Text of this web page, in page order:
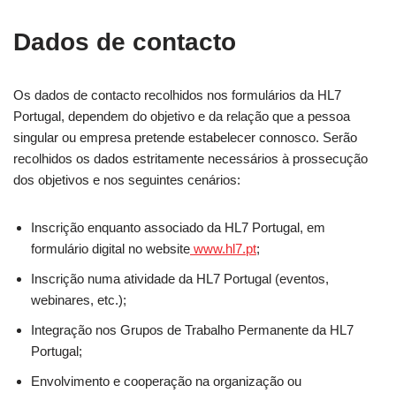
Dados de contacto
Os dados de contacto recolhidos nos formulários da HL7
Portugal, dependem do objetivo e da relação que a pessoa
singular ou empresa pretende estabelecer connosco. Serão
recolhidos os dados estritamente necessários à prossecução
dos objetivos e nos seguintes cenários:
Inscrição enquanto associado da HL7 Portugal, em
formulário digital no website www.hl7.pt;
Inscrição numa atividade da HL7 Portugal (eventos,
webinares, etc.);
Integração nos Grupos de Trabalho Permanente da HL7
Portugal;
Envolvimento e cooperação na organização ou